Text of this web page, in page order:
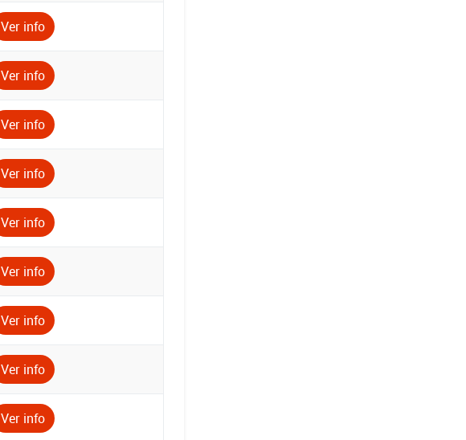
Ver info
Ver info
Ver info
Ver info
Ver info
Ver info
Ver info
Ver info
Ver info